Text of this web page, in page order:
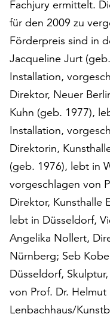
Dafür
steht
Ihnen
am
Ende
der
Seite
die
Schaltfläche
„Cookie-
Einstellungen“
zur
Verfügung.
Funktionale
Cookies
werden
auch
ohne
Ihr
Einverständnis
weiterhin
ausgeführt.
Fachjury ermittelt.
für den 2009 zu
Förderpreis sind in
Jacqueline Jurt
Installation,
Direktor, Neuer
Kuhn (geb. 1977),
Installation,
Direktorin,
(geb. 1976), lebt in
vorgeschlagen von
Direktor, Kunsthalle
lebt in Düsseldorf,
Angelika Nollert,
Nürnberg; Seb
Düsseldorf,
von Prof. Dr.
Lenbachhaus/